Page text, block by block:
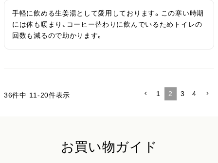
手軽に飲める生姜湯として愛用しております。この寒い時期
には体も暖まり、コーヒー替わりに飲んでいるためトイレの
回数も減るので助かります。
36件中 11 -20件表示 1 2 3 4
お買い物ガイド